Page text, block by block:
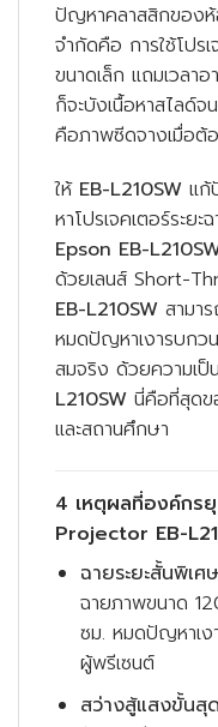
ปัญหาคลาสสิกของห้
จำกัดคือ การใช้โปร
ขนาดเล็ก แถมเวลา
ก็จะบังเนื้อหาสไลด์
คือภาพซีดจางเมื่อต้
ให้ EB-L210SW แก้
หาโปรเจคเตอร์ระย
Epson EB-
ด้วยเลนส์ Short-
EB-L210SW สามา
หมดปัญหาเงารบก
สมจริง ด้วยความเป็น
L210SW นี่คือที่สุดข
และสถานศึกษา
4 เหตุผลที่องค์กร
Projector EB-
ฉายระยะสั้นพิเ
ฉายภาพขนาด
ซม. หมดปัญหาเง
ผู้พรีเซนต์
สว่างสู้แสงขั้นสุ